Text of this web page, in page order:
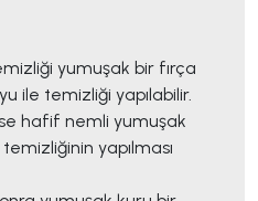
yumuşak bir fırça
ile temizliği yapılabilir.
hafif nemli yumuşak
yapılması